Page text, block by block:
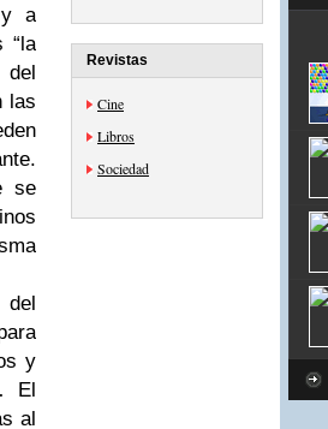
a
“la
del
las
se
del
y
El
al
Revistas
Cine
Libros
Sociedad